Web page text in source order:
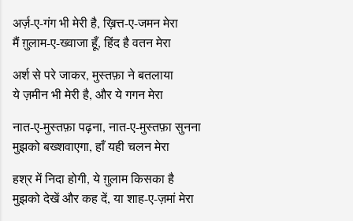
अर्ज़-ए-गंग भी मेरी है, ख़ित्त-ए-जमन मेरा
मैं ग़ुलाम-ए-ख्वाजा हूँ, हिंद है वतन मेरा
अर्श से परे जाकर, मुस्तफ़ा ने बतलाया
ये ज़मीन भी मेरी है, और ये गगन मेरा
नात-ए-मुस्तफ़ा पढ़ना, नात-ए-मुस्तफ़ा सुनना
मुझको बख्शवाएगा, हाँ यही चलन मेरा
हश्र में निदा होगी, ये ग़ुलाम किसका है
मुझको देखें और कह दें, या शाह-ए-ज़मां मेरा